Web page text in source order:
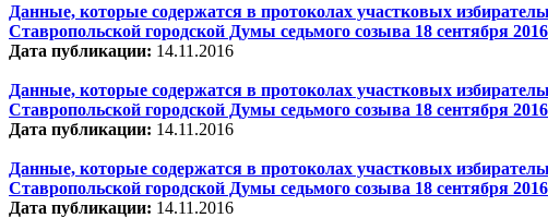
Данные, которые содержатся в протоколах участковых
Ставропольской городской Думы седьмого созыва 18 сентября
Дата публикации: 14.11.2016
Данные, которые содержатся в протоколах участковых
Ставропольской городской Думы седьмого созыва 18 сентября
Дата публикации: 14.11.2016
Данные, которые содержатся в протоколах участковых
Ставропольской городской Думы седьмого созыва 18 сентября
Дата публикации: 14.11.2016